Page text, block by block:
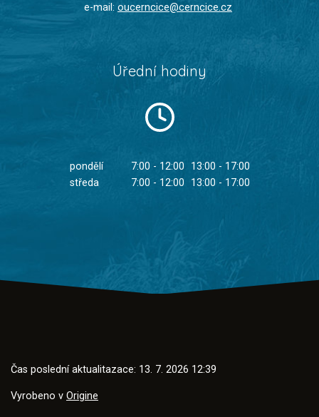
e-mail: oucerncice@cerncice.cz
Úřední hodiny
pondělí 7:00 - 12:00
13:00 - 17:00
středa
7:00 - 12:00 13:00 - 17:00
Čas poslední aktualitazace: 13. 7. 2026 12:39
Vyrobeno v Origine